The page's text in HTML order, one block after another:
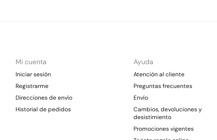
Mi cuenta
Iniciar sesión
Registrarme
Direcciones de envío
Historial de pedidos
Ayuda
Atención al cliente
Preguntas frecuentes
Envío
Cambios, devoluciones y
desistimiento
Promociones vigentes